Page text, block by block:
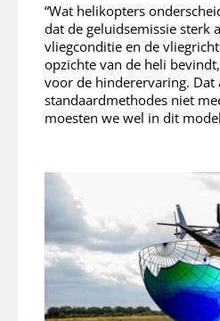
“Wat helikopters
dat de geluidsemissie sterk
vliegconditie en de
opzichte van de heli
voor de hinderervaring. Dat
standaardmethodes niet
moesten we wel in dit